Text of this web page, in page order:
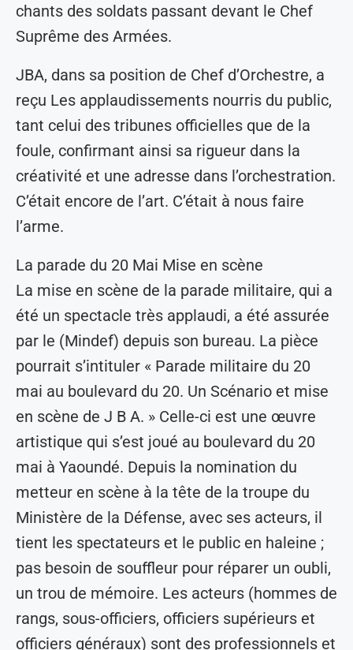
chants des soldats passant devant le Chef
Suprême des Armées.
JBA, dans sa position de Chef d’Orchestre, a
reçu Les applaudissements nourris du public,
tant celui des tribunes officielles que de la
foule, confirmant ainsi sa rigueur dans la
créativité et une adresse dans l’orchestration.
C’était encore de l’art. C’était à nous faire
l’arme.
La parade du 20 Mai Mise en scène
La mise en scène de la parade militaire, qui a
été un spectacle très applaudi, a été assurée
par le (Mindef) depuis son bureau. La pièce
pourrait s’intituler « Parade militaire du 20
mai au boulevard du 20. Un Scénario et mise
en scène de J B A. » Celle-ci est une œuvre
artistique qui s’est joué au boulevard du 20
mai à Yaoundé. Depuis la nomination du
metteur en scène à la tête de la troupe du
Ministère de la Défense, avec ses acteurs, il
tient les spectateurs et le public en haleine ;
pas besoin de souffleur pour réparer un oubli,
un trou de mémoire. Les acteurs (hommes de
rangs, sous-officiers, officiers supérieurs et
officiers généraux) sont des professionnels et